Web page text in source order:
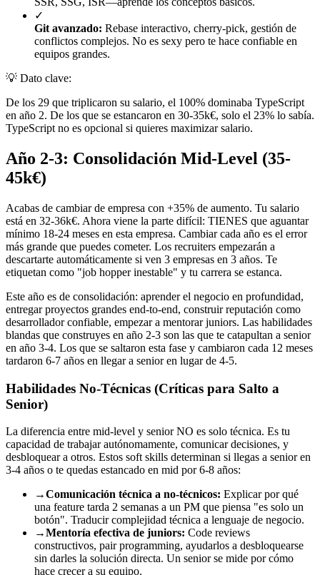
✓
Git avanzado: Rebase interactivo, cherry-pick, gestión de
conflictos complejos. No es sexy pero te hace confiable en
equipos grandes.
💡 Dato clave:
De los 29 que triplicaron su salario, el 100% dominaba TypeScript
en año 2. De los que se estancaron en 30-35k€, solo el 23% lo sabía.
TypeScript no es opcional si quieres maximizar salario.
Año 2-3: Consolidación Mid-Level (35-
45k€)
Acabas de cambiar de empresa con +35% de aumento. Tu salario
está en 32-36k€. Ahora viene la parte difícil: TIENES que aguantar
mínimo 18-24 meses en esta empresa. Cambiar cada año es el error
más grande que puedes cometer. Los recruiters empezarán a
descartarte automáticamente si ven 3 empresas en 3 años. Te
etiquetan como "job hopper inestable" y tu carrera se estanca.
Este año es de consolidación: aprender el negocio en profundidad,
entregar proyectos grandes end-to-end, construir reputación como
desarrollador confiable, empezar a mentorar juniors. Las habilidades
blandas que construyes en año 2-3 son las que te catapultan a senior
en año 3-4. Los que se saltaron esta fase y cambiaron cada 12 meses
tardaron 6-7 años en llegar a senior en lugar de 4-5.
Habilidades No-Técnicas (Críticas para Salto a
Senior)
La diferencia entre mid-level y senior NO es solo técnica. Es tu
capacidad de trabajar autónomamente, comunicar decisiones, y
desbloquear a otros. Estos soft skills determinan si llegas a senior en
3-4 años o te quedas estancado en mid por 6-8 años:
→Comunicación técnica a no-técnicos: Explicar por qué
una feature tarda 2 semanas a un PM que piensa "es solo un
botón". Traducir complejidad técnica a lenguaje de negocio.
→Mentoría efectiva de juniors: Code reviews
constructivos, pair programming, ayudarlos a desbloquearse
sin darles la solución directa. Un senior se mide por cómo
hace crecer a su equipo.